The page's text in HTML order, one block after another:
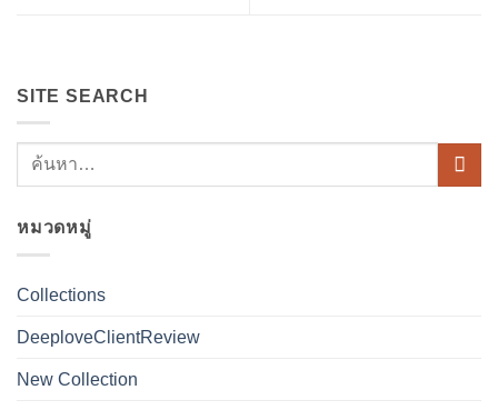
SITE SEARCH
หมวดหมู่
Collections
DeeploveClientReview
New Collection